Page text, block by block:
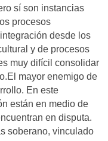
sí son instancias
procesos
desde los
y de procesos
muy difícil consolidar
mayor enemigo de
En este
están en medio de
en disputa.
soberano, vinculado